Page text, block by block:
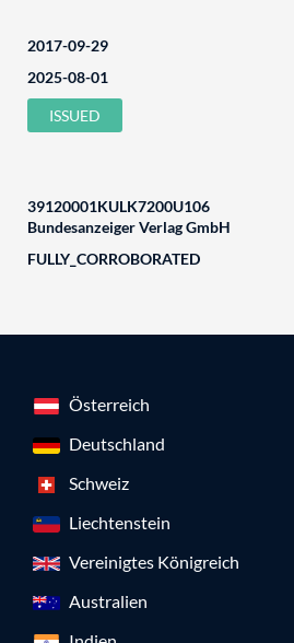
2017-09-29
2025-08-01
ISSUED
39120001KULK7200U106
Bundesanzeiger Verlag GmbH
FULLY_CORROBORATED
Österreich
Deutschland
Schweiz
Liechtenstein
Vereinigtes Königreich
Australien